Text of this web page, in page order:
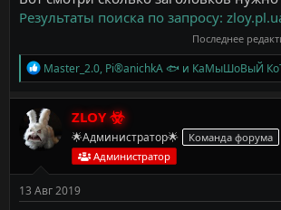
Результаты поиска по запросу:
Последнее
Р
е
а
к
ц
и
и
Master_2.0, Pi®anichkA 🐟 и КаМыШоВыЙ
ZLOY
🌟Администратор🌟
Команда форума
Администратор
13 Авг 2019